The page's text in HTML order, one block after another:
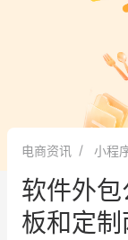
面对面聊增长
新零售大会
电商资讯 小程
软件外
板和定制